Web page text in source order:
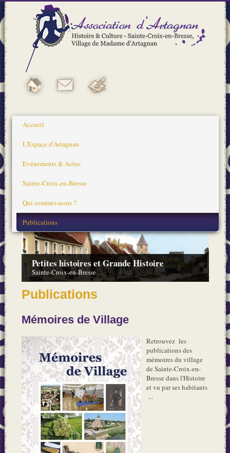
Accueil
L'Espace d'Artagnan
Evénements & Actus
Sainte-Croix-en-Bresse
Qui sommes-nous ?
Publications
Petites histoires et Grande Histoire
Sainte-Croix-en-Bresse
Publications
Mémoires de Village
Retrouvez les
publications des
mémoires du village
de Sainte-Croix-en-
Bresse dans l'Histoire
et vu par ses habitants
...